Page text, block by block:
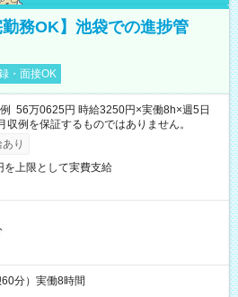
務OK】池袋での進捗管
・面接OK
56万0625円 時給3250円×実働8h×週5日
例を保証するものではありません。
り
を上限として実費支給
分）実働8時間